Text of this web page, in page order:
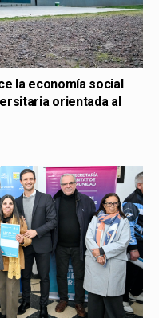
la economía social
orientada al